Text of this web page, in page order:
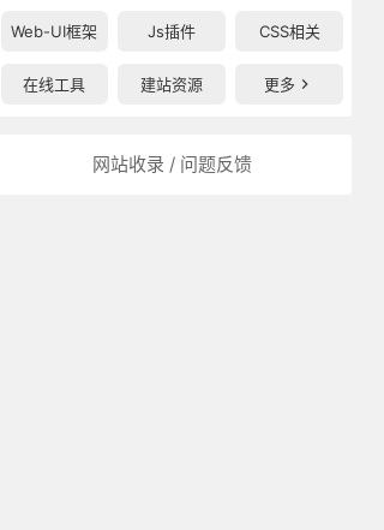
Web-UI框架 Js插件 CSS相关
在线工具 建站资源 更多
网站收录 / 问题反馈